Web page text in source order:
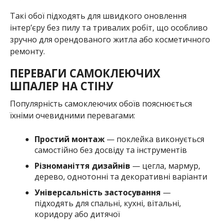
Такі обої підходять для швидкого оновлення
інтер’єру без пилу та тривалих робіт, що особливо
зручно для орендованого житла або косметичного
ремонту.
ПЕРЕВАГИ САМОКЛЕЮЧИХ
ШПАЛЕР НА СТІНУ
Популярність самоклеючих обоїв пояснюється
їхніми очевидними перевагами:
Простий монтаж— поклейка виконується
самостійно без досвіду та інструментів
Різноманіття дизайнів — цегла, мармур,
дерево, однотонні та декоративні варіанти
Універсальність застосування —
підходять для спальні, кухні, вітальні,
коридору або дитячої